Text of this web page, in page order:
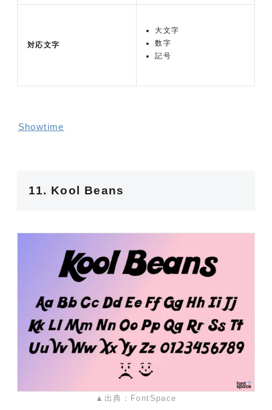
対応文字
大文字
数字
記号
Showtime
11. Kool Beans
▲出典：FontSpace